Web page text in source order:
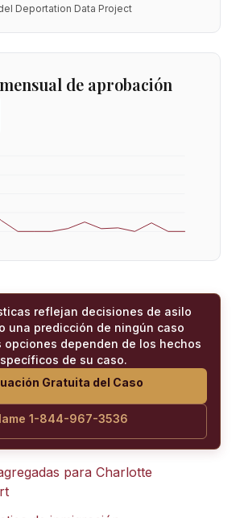
Deportation Data Project
de aprobación
reflejan decisiones de asilo
una predicción de ningún caso
opciones dependen de los hechos
de su caso.
Gratuita del Caso
1-844-967-3536
para Charlotte